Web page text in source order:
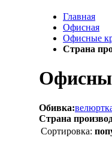
Главная
Офисная
Офисные
Страна
Обивка:велюр
Страна
Сортировка: